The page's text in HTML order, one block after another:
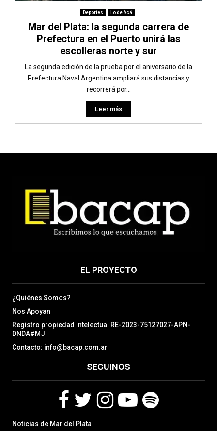
Deportes Lo de Acá
Mar del Plata: la segunda carrera de
Prefectura en el Puerto unirá las
escolleras norte y sur
La segunda edición de la prueba por el aniversario de la
Prefectura Naval Argentina ampliará sus distancias y
recorrerá por...
Leer más
EL PROYECTO
¿Quiénes Somos?
Nos Apoyan
Registro propiedad intelectual RE-2023-75127027-APN-
DNDA#MJ
Contacto: info@bacap.com.ar
SEGUINOS
a
w
Noticias de Mar del Plata